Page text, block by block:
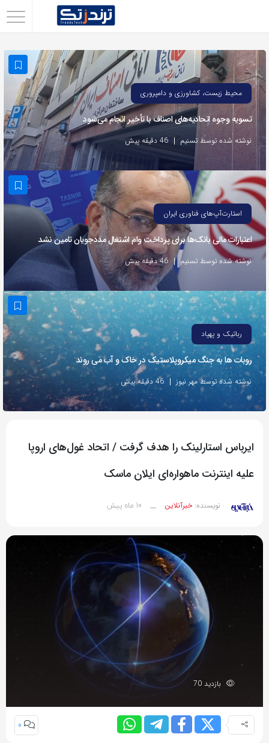
با
استفاده
از
روش‌های
زیر
این
صفحه
با
دوستان
خود
اشتراک
بگذارید.
کپی
لینک
محیط زیست، کشاورزی و دامپروری
تسویه وجوه اتحادیه‌های اصناف با تأخیر انجام می‌شود
نوشته شده توسط تسنیم 46 دقیقه پیش
استارت‌آپ‌های فناوری ایران
اعتبارات مالی بانک‌ها برای پرداخت وام اشتغال مددجویان تامین نشد
نوشته شده توسط تسنیم 46 دقیقه پیش
رباتیک و پهپاد
روبات ها به جنگ میکروپلاستیک در خاک و آب می روند
نوشته شده توسط مهر نیوز 46 دقیقه پیش
ایرباس استارلینک را هدف گرفت / اتحاد غول‌های اروپا
علیه اینترنت ماهواره‌ای ایلان ماسک
نویسنده:خبرآنلاین __ 10 ماه پیش
بازدید 70
0